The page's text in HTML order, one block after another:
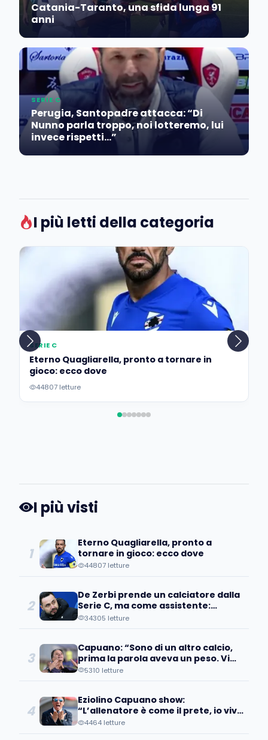
Catania-Taranto, una sfida lunga 91
anni
SERIE C
Perugia, Santopadre attacca: “Di
Nunno parla troppo, noi lotteremo, lui
invece rispetti…”
I più letti della categoria
SERIE C
Eterno Quagliarella, pronto a tornare in
gioco: ecco dove
44807 letture
I più visti
1
Eterno Quagliarella, pronto a
tornare in gioco: ecco dove
44807 letture
2
De Zerbi prende un calciatore dalla
Serie C, ma come assistente:
l’ultima idea del Brighton
34305 letture
3
Capuano: “Sono di un altro calcio,
prima la parola aveva un peso. Vi
racconto quando mi sono
5310 letture
4
Eziolino Capuano show:
“L’allenatore è come il prete, io vivo
di queste cose. Vi dico...”
4464 letture